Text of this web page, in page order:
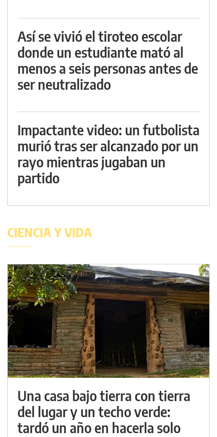
Así se vivió el tiroteo escolar
donde un estudiante mató al
menos a seis personas antes de
ser neutralizado
Impactante video: un futbolista
murió tras ser alcanzado por un
rayo mientras jugaban un
partido
CIENCIA Y VIDA
Una casa bajo tierra con tierra
del lugar y un techo verde:
tardó un año en hacerla solo